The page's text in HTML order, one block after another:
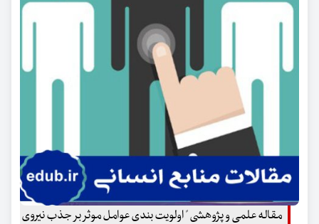
مقاله علمی و پژوهشی " اولویت بندی عوامل موثر بر جذب نیروی